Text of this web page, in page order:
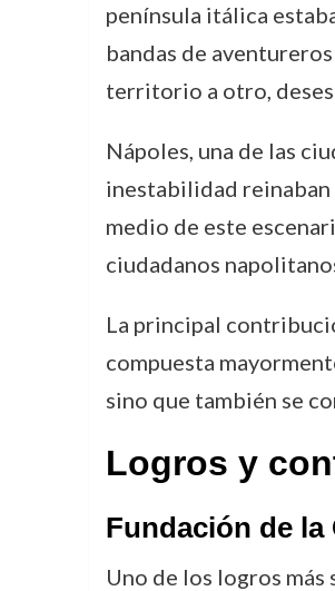
península itálica
bandas de
territorio a otro,
Nápoles, una de las
inestabilidad reinaban
medio de este
ciudadanos
La principal
compuesta
sino que también se
Logros y
Fundación de la
Uno de los logros